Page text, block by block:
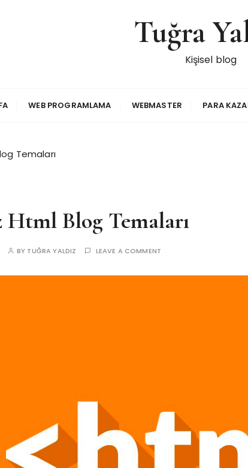
Tuğra
Kişisel blog
WEB PROGRAMLAMA WEBMASTER PARA
Temaları
Blog Temaları
BY TUĞRA YALDIZ LEAVE A COMMENT